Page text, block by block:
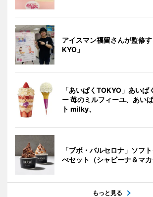
アイスマン福留さんが監修
KYO」
「あいぱくTOKYO」あいぱ
ー 苺のミルフィーユ、あい
ト milky、
「ブボ・バルセロナ」ソフ
べセット（シャビーナ＆マカ
もっと見る